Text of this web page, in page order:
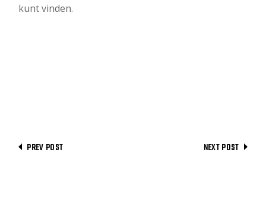
kunt vinden.
PREV POST NEXT POST